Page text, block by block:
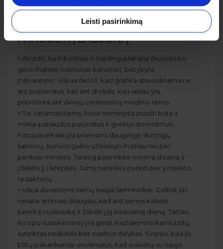
Leisti pasirinkimą
fotopaveikslas gali neatitikti jūsų lūkesčiams.
PAVEIKSLAI - PASIRINKITE
PARUOŠTĄ ŠABLONĄ
+ Atrodo, kad ikoniniai ir madingi plakatai (kuriuos ko
gero matėte įvairiuose baruose), bet jis yra
patvaresnis. Viskas del to, kad grafika spausdinama ne
ant popieriaus, bet ant drobės, kuri vėliau yra
pritvirtinta ant dviejų centimetrų medinio rėmo.
+ Tai variantas tiems, kurie nemėgsta puošti butą ir
mielai panaudos paruoštus ir greitus sprendimus.
Fotopaveikslai yra prieinami daugelyje skirtingų
šablonų, kuriuos galite užsisakyti mažiau nei per
penkias minutes. Tiesiog pasirinkite norimą dizainą ir
įdėkite jį į krepšelį. Jums nereikės pereiti per projekto
redaktorių.
+ Ideja dovanoms namų naujai šeimininkei. Galbūt jūs
nesate artimais draugais, kad ant sienos kabinti
bendrą nuotrauką ir žiūrėti į ją kiekvieną dieną. Tačiau
šio tipo susitikimams yra gerai, kad šeimininkams būtų
suteiktas nedidelis bet svarbus dalykas. Svarbu, kad jis
būtų pakankamai universalus, kad susilietų su naujo